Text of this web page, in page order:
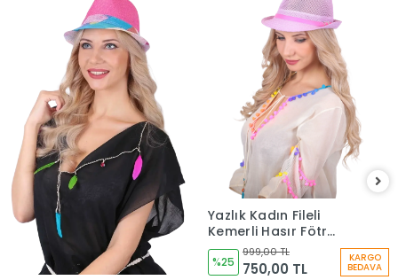
Yazlık Kadın Fileli
Kemerli Hasır Fötr
Şapka 6223
%25
999,00 TL
750,00 TL
KARGO
BEDAVA